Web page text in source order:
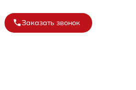
Заказать звонок